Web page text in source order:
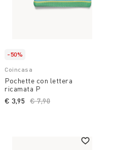
-50%
Coincasa
Pochette con lettera
ricamata P
Price reduced from
€ 7,90
€ 3,95